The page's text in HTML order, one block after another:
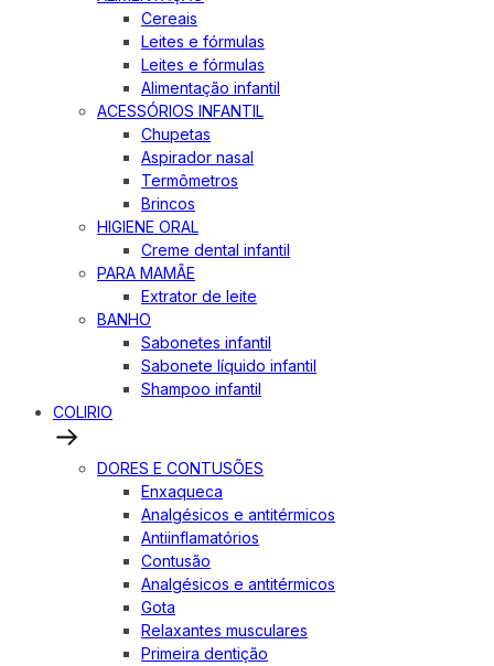
Cereais
Leites e fórmulas
Leites e fórmulas
Alimentação infantil
ACESSÓRIOS INFANTIL
Chupetas
Aspirador nasal
Termômetros
Brincos
HIGIENE ORAL
Creme dental infantil
PARA MAMÃE
Extrator de leite
BANHO
Sabonetes infantil
Sabonete líquido infantil
Shampoo infantil
COLIRIO
DORES E CONTUSÕES
Enxaqueca
Analgésicos e antitérmicos
Antiinflamatórios
Contusão
Analgésicos e antitérmicos
Gota
Relaxantes musculares
Primeira dentição